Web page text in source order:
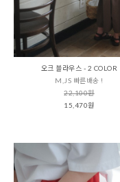
오크 블라우스 - 2 COLOR
M,JS 빠른배송 !
22,100원
15,470원